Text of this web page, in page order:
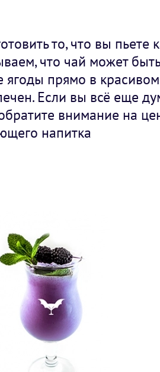
то, что вы
что чай может
ягоды прямо в
Если вы всё еще
внимание на
напитка